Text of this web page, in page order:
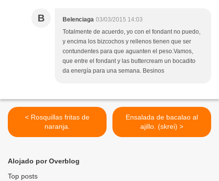
B Belenciaga 03/03/2015 14:03
Totalmente de acuerdo, yo con el fondant no puedo,
y encima los bizcochos y rellenos tienen que ser
contundentes para que aguanten el peso.Vamos,
que entre el fondant y las buttercream un bocadito
da energía para una semana. Besinos
< Rosquillas fritas de
naranja.
Ensalada de bacalao al
ajillo. (skrei) >
Alojado por Overblog
Top posts